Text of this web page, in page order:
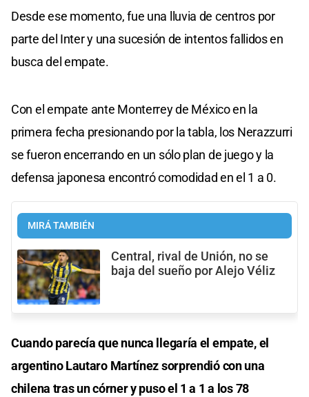
Desde ese momento, fue una lluvia de centros por
parte del Inter y una sucesión de intentos fallidos en
busca del empate.
Con el empate ante Monterrey de México en la
primera fecha presionando por la tabla, los Nerazzurri
se fueron encerrando en un sólo plan de juego y la
defensa japonesa encontró comodidad en el 1 a 0.
MIRÁ TAMBIÉN
Central, rival de Unión, no se
baja del sueño por Alejo Véliz
Cuando parecía que nunca llegaría el empate, el
argentino Lautaro Martínez sorprendió con una
chilena tras un córner y puso el 1 a 1 a los 78